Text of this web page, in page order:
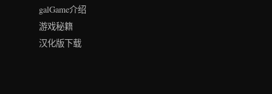
galGame介绍
游戏秘籍
汉化版下载